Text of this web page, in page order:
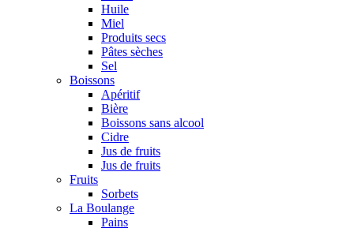
Huile
Miel
Produits secs
Pâtes sèches
Sel
Boissons
Apéritif
Bière
Boissons sans alcool
Cidre
Jus de fruits
Jus de fruits
Fruits
Sorbets
La Boulange
Pains